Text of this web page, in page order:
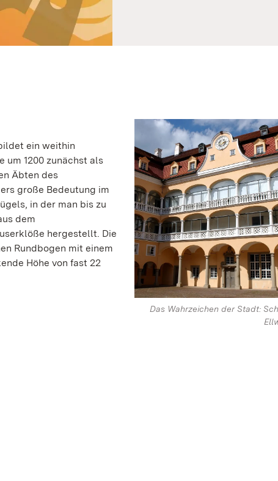
Das Wahrzeichen der Stadt:
ein weithin
um 1200 zunächst als
Äbten des
große Bedeutung im
in der man bis zu
dem
hergestellt. Die
Rundbogen mit einem
Höhe von fast 22